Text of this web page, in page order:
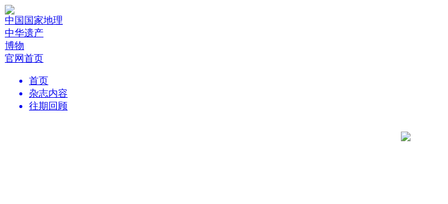
中国国家地理
中华遗产
博物
官网首页
首页
杂志内容
往期回顾